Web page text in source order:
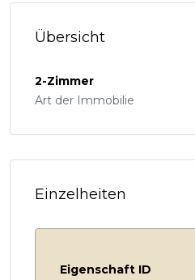
Übersicht
2-Zimmer
Art der Immobilie
Einzelheiten
Eigenschaft ID